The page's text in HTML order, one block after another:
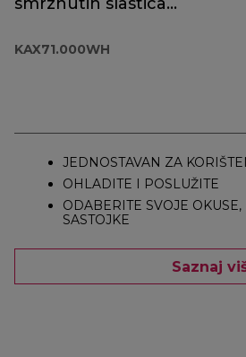
smrznutih slastica
KAX71.000WH
JEDNOSTAVAN ZA
OHLADITE I POSLUŽITE
ODABERITE SVOJE
SASTOJKE
Saznaj